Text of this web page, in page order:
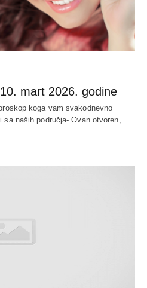
mart 2026. godine
koga vam svakodnevno
sa naših područja- Ovan otvoren,